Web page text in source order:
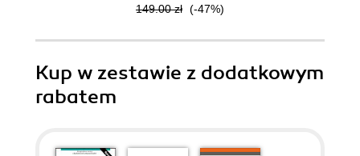
149.00 zł (-47%)
Kup w zestawie z dodatkowym
rabatem